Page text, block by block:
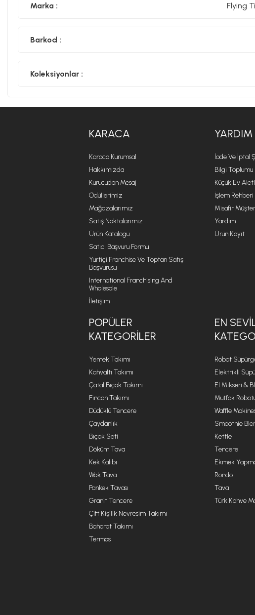
Marka : Flying
Barkod :
Koleksiyonlar :
KARACA
Karaca Kurumsal
Hakkımızda
Kurucudan Mesaj
Ödüllerimiz
Mağazalarımız
Satış Noktalarımız
Ürün Katalogu
Satıcı Başvuru Formu
Yurtiçi Franchise Ve Toptan Satış
Başvurusu
International Franchising And
Wholesale
İletişim
YARDIM
İade Ve İptal
Bilgi
Küçük Ev
İşlem Rehberi
Misafir
Yardım
Ürün Kayıt
POPÜLER
KATEGORILER
Yemek Takımı
Kahvaltı Takımı
Çatal Bıçak Takımı
Fincan Takımı
Düdüklü Tencere
Çaydanlık
Bıçak Seti
Döküm Tava
Kek Kalıbı
Wok Tava
Pankek Tavası
Granit Tencere
Çift Kişilik Nevresim Takımı
Baharat Takımı
Termos
EN
Robot
Elektrikli
El Mikseri &
Mutfak
Waffle
Smoothie
Kettle
Tencere
Ekmek
Rondo
Tava
Türk Kahve